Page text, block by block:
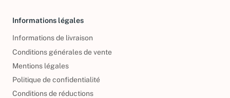
Informations légales
Informations de livraison
Conditions générales de vente
Mentions légales
Politique de confidentialité
Conditions de réductions